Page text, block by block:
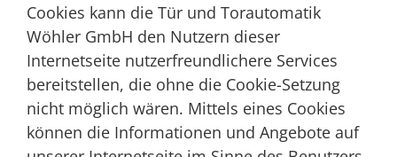
Cookies kann die Tür und Torautomatik
Wöhler GmbH den Nutzern dieser
Internetseite nutzerfreundlichere Services
bereitstellen, die ohne die Cookie-Setzung
nicht möglich wären. Mittels eines Cookies
können die Informationen und Angebote auf